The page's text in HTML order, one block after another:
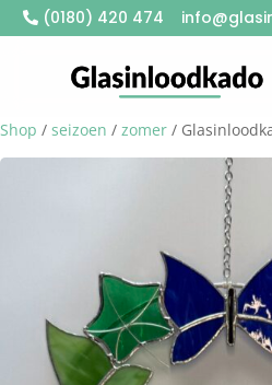
(0180) 420 474
Shop / seizoen / zomer /